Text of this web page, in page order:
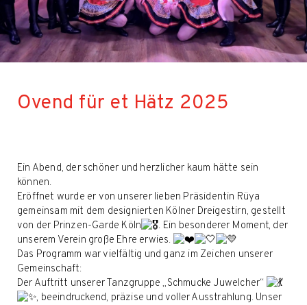
Ovend für et Hätz 2025
Ein Abend, der schöner und herzlicher kaum hätte sein
können.
Eröffnet wurde er von unserer lieben Präsidentin Rüya
gemeinsam mit dem designierten Kölner Dreigestirn, gestellt
von der Prinzen-Garde Köln
. Ein besonderer Moment, der
unserem Verein große Ehre erwies.
Das Programm war vielfältig und ganz im Zeichen unserer
Gemeinschaft:
Der Auftritt unserer Tanzgruppe „Schmucke Juwelcher“
, beeindruckend, präzise und voller Ausstrahlung. Unser